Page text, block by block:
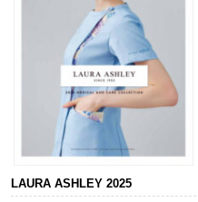
LAURA ASHLEY 2025